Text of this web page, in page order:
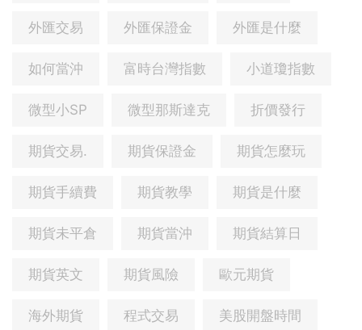
外匯交易 外匯保證金 外匯是什麼
如何當沖 富時台灣指數 小道瓊指數
微型小SP 微型那斯達克 折價發行
期貨交易. 期貨保證金 期貨怎麼玩
期貨手續費 期貨教學 期貨是什麼
期貨未平倉 期貨當沖 期貨結算日
期貨英文 期貨風險 歐元期貨
海外期貨 程式交易 美股開盤時間